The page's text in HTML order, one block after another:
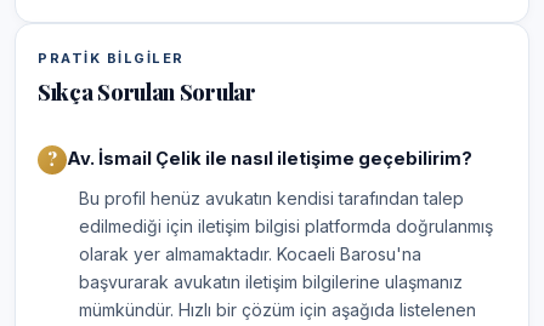
PRATIK BILGILER
Sıkça Sorulan Sorular
Av. İsmail Çelik ile nasıl iletişime geçebilirim?
Bu profil henüz avukatın kendisi tarafından talep
edilmediği için iletişim bilgisi platformda doğrulanmış
olarak yer almamaktadır. Kocaeli Barosu'na
başvurarak avukatın iletişim bilgilerine ulaşmanız
mümkündür. Hızlı bir çözüm için aşağıda listelenen